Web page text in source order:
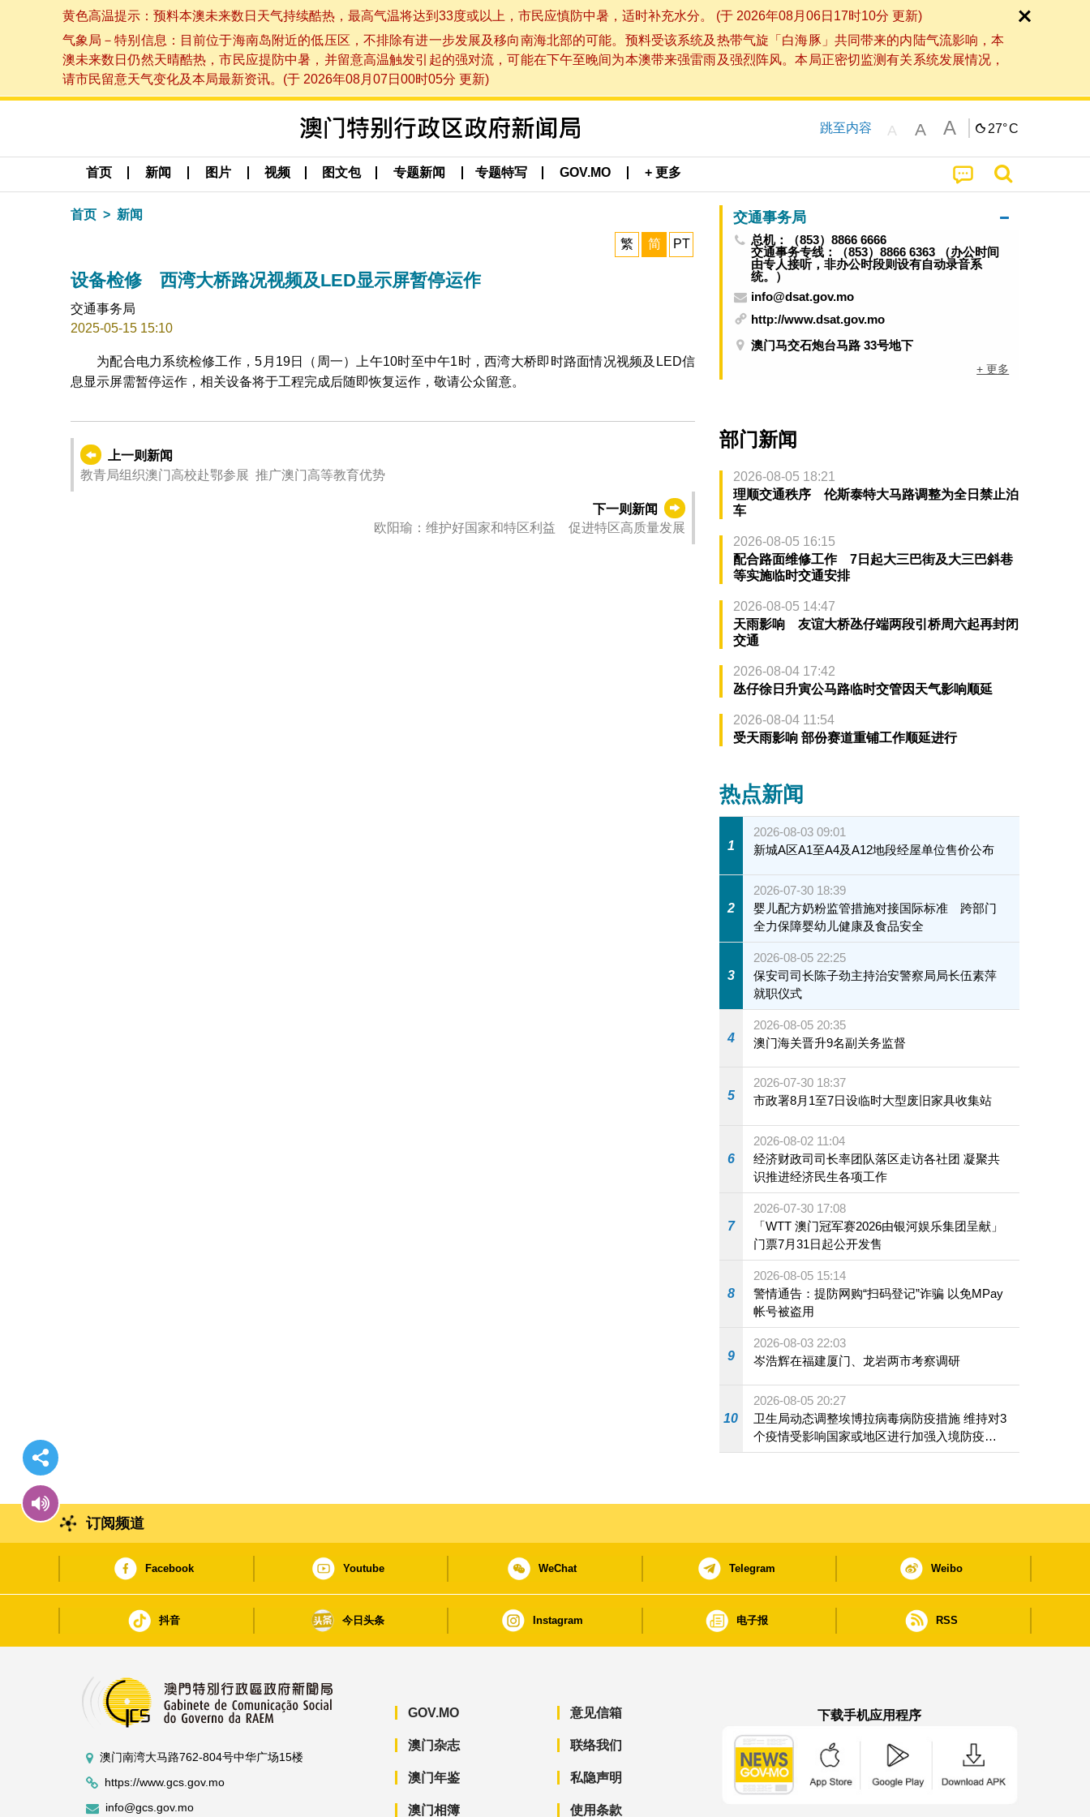
黄色高温提示：预料本澳未来数日天气持续酷热，最高气温将达到33度或以上，市民应慎防中暑，适时补充水分。 (于 2026年08月06日17时10分 更新)
气象局－特别信息：目前位于海南岛附近的低压区，不排除有进一步发展及移向南海北部的可能。预料受该系统及热带气旋「白海豚」共同带来的内陆气流影响，本
澳未来数日仍然天晴酷热，市民应提防中暑，并留意高温触发引起的强对流，可能在下午至晚间为本澳带来强雷雨及强烈阵风。本局正密切监测有关系统发展情况，
请市民留意天气变化及本局最新资讯。(于 2026年08月07日00时05分 更新)
跳至内容 A A A 27°C
首页 新闻 图片 视频 图文包 专题新闻 专题特写 GOV.MO + 更多
首页 新闻
繁 简 PT
设备检修 西湾大桥路况视频及LED显示屏暂停运作
交通事务局
2025-05-15 15:10
为配合电力系统检修工作，5月19日（周一）上午10时至中午1时，西湾大桥即时路面情况视频及LED信
息显示屏需暂停运作，相关设备将于工程完成后随即恢复运作，敬请公众留意。
上一则新闻
教青局组织澳门高校赴鄂参展 推广澳门高等教育优势
下一则新闻
欧阳瑜：维护好国家和特区利益 促进特区高质量发展
交通事务局
总机：（853）8866 6666
交通事务专线：（853）8866 6363 （办公时间
由专人接听，非办公时段则设有自动录音系
统。）
info@dsat.gov.mo
http://www.dsat.gov.mo
澳门马交石炮台马路 33号地下
+ 更多
部门新闻
2026-08-05 18:21
理顺交通秩序 伦斯泰特大马路调整为全日禁止泊
车
2026-08-05 16:15
配合路面维修工作 7日起大三巴街及大三巴斜巷
等实施临时交通安排
2026-08-05 14:47
天雨影响 友谊大桥氹仔端两段引桥周六起再封闭
交通
2026-08-04 17:42
氹仔徐日升寅公马路临时交管因天气影响顺延
2026-08-04 11:54
受天雨影响 部份赛道重铺工作顺延进行
热点新闻
1
2026-08-03 09:01
新城A区A1至A4及A12地段经屋单位售价公布
2
2026-07-30 18:39
婴儿配方奶粉监管措施对接国际标准 跨部门
全力保障婴幼儿健康及食品安全
3
2026-08-05 22:25
保安司司长陈子劲主持治安警察局局长伍素萍
就职仪式
4
2026-08-05 20:35
澳门海关晋升9名副关务监督
5
2026-07-30 18:37
市政署8月1至7日设临时大型废旧家具收集站
6
2026-08-02 11:04
经济财政司司长率团队落区走访各社团 凝聚共
识推进经济民生各项工作
7
2026-07-30 17:08
「WTT 澳门冠军赛2026由银河娱乐集团呈献」
门票7月31日起公开发售
8
2026-08-05 15:14
警情通告：提防网购“扫码登记”诈骗 以免MPay
帐号被盗用
9
2026-08-03 22:03
岑浩辉在福建厦门、龙岩两市考察调研
10
2026-08-05 20:27
卫生局动态调整埃博拉病毒病防疫措施 维持对3
个疫情受影响国家或地区进行加强入境防疫措
施
订阅频道
Facebook Youtube WeChat Telegram Weibo
抖音 今日头条 Instagram 电子报 RSS
澳门南湾大马路762-804号中华广场15楼
https://www.gcs.gov.mo
info@gcs.gov.mo
GOV.MO
澳门杂志
澳门年鉴
澳门相簿
意见信箱
联络我们
私隐声明
使用条款
下载手机应用程序